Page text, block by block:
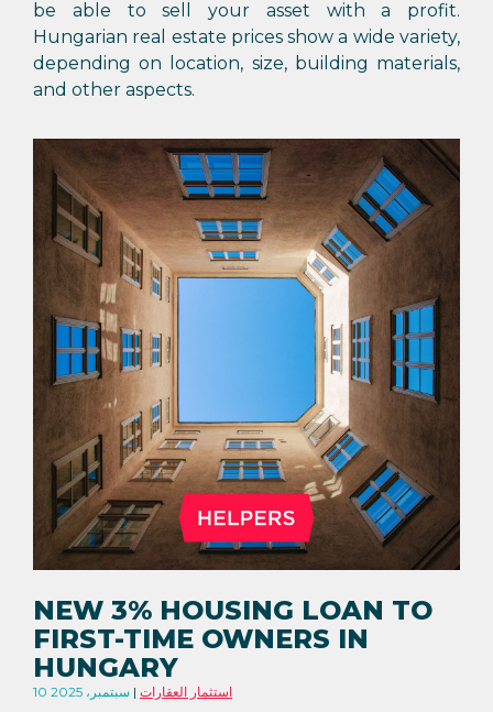
be able to sell your asset with a profit.
Hungarian real estate prices show a wide variety,
depending on location, size, building materials,
and other aspects.
NEW 3% HOUSING LOAN TO
FIRST-TIME OWNERS IN
HUNGARY
10 سبتمبر، 2025 استثمار العقارات